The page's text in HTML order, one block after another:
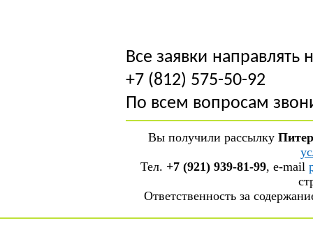
Все заявки направлять
+7 (812) 575-50-92
По всем вопросам
Вы получили рассылку
Тел. +7 (921) 939-81-99, е-mail
Ответственность за